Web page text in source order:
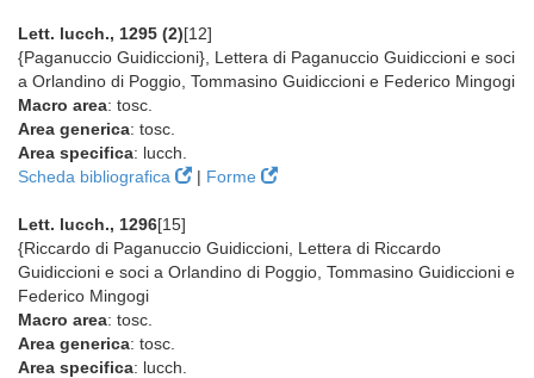
Lett. lucch., 1295 (2)[12]
{Paganuccio Guidiccioni}, Lettera di Paganuccio Guidiccioni e soci
a Orlandino di Poggio, Tommasino Guidiccioni e Federico Mingogi
Macro area: tosc.
Area generica: tosc.
Area specifica: lucch.
Scheda bibliografica
| Forme
Lett. lucch., 1296[15]
{Riccardo di Paganuccio Guidiccioni, Lettera di Riccardo
Guidiccioni e soci a Orlandino di Poggio, Tommasino Guidiccioni e
Federico Mingogi
Macro area: tosc.
Area generica: tosc.
Area specifica: lucch.